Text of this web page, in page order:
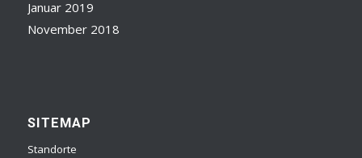
Januar 2019
November 2018
SITEMAP
Standorte